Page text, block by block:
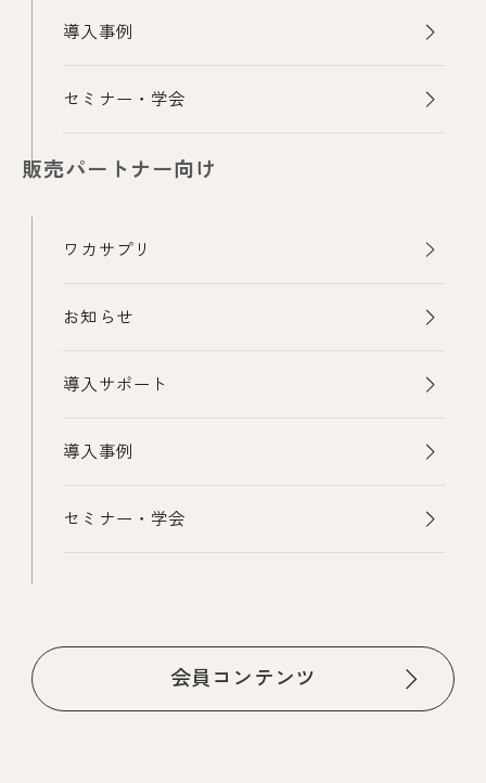
導入事例
セミナー・学会
販売パートナー向け
ワカサプリ
お知らせ
導入サポート
導入事例
セミナー・学会
会員コンテンツ